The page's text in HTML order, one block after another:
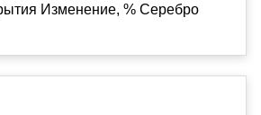
Изменение, % Серебро